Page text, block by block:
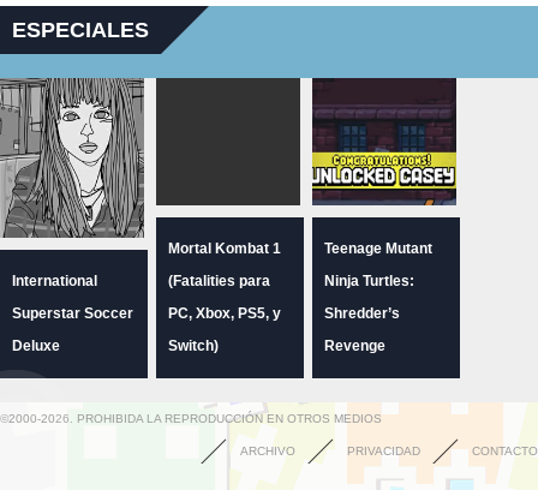
ESPECIALES
International
Superstar Soccer
Deluxe
Mortal Kombat 1
(Fatalities para
PC, Xbox, PS5, y
Switch)
Teenage Mutant
Ninja Turtles:
Shredder’s
Revenge
©2000-2026. PROHIBIDA LA REPRODUCCIÓN EN OTROS MEDIOS
ARCHIVO PRIVACIDAD CONTACTO